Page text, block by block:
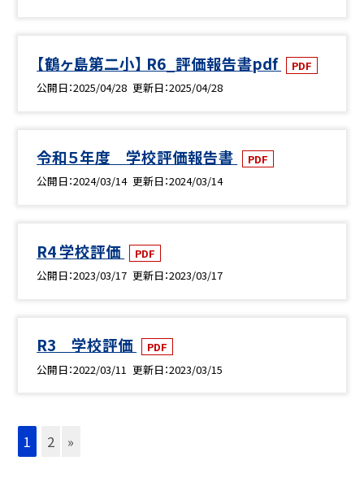
【鶴ヶ島第二小】 R6_評価報告書pdf
PDF
公開日 2025/04/28 更新日 2025/04/28
令和５年度 学校評価報告書
PDF
公開日 2024/03/14 更新日 2024/03/14
R4 学校評価
PDF
公開日 2023/03/17 更新日 2023/03/17
R3 学校評価
PDF
公開日 2022/03/11 更新日 2023/03/15
1 2 »